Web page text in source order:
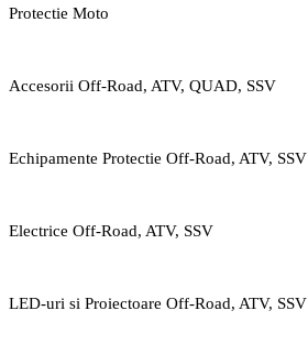
Protectie Moto
Accesorii Off-Road, ATV, QUAD, SSV
Echipamente Protectie Off-Road, ATV, SSV
Electrice Off-Road, ATV, SSV
LED-uri si Proiectoare Off-Road, ATV, SSV